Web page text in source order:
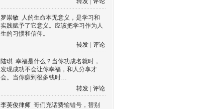
罗崇敏 人的生命本无意义，是学习和
实践赋予了它意义。应该把学习作为人
生的习惯和信仰。
转发
评论
陆琪 幸福是什么？当你功成名就时，
发现成功不会让你幸福，和人分享才
会。当你赚到很多钱时…
转发
评论
李英俊律师 哥们充话费输错号，替别